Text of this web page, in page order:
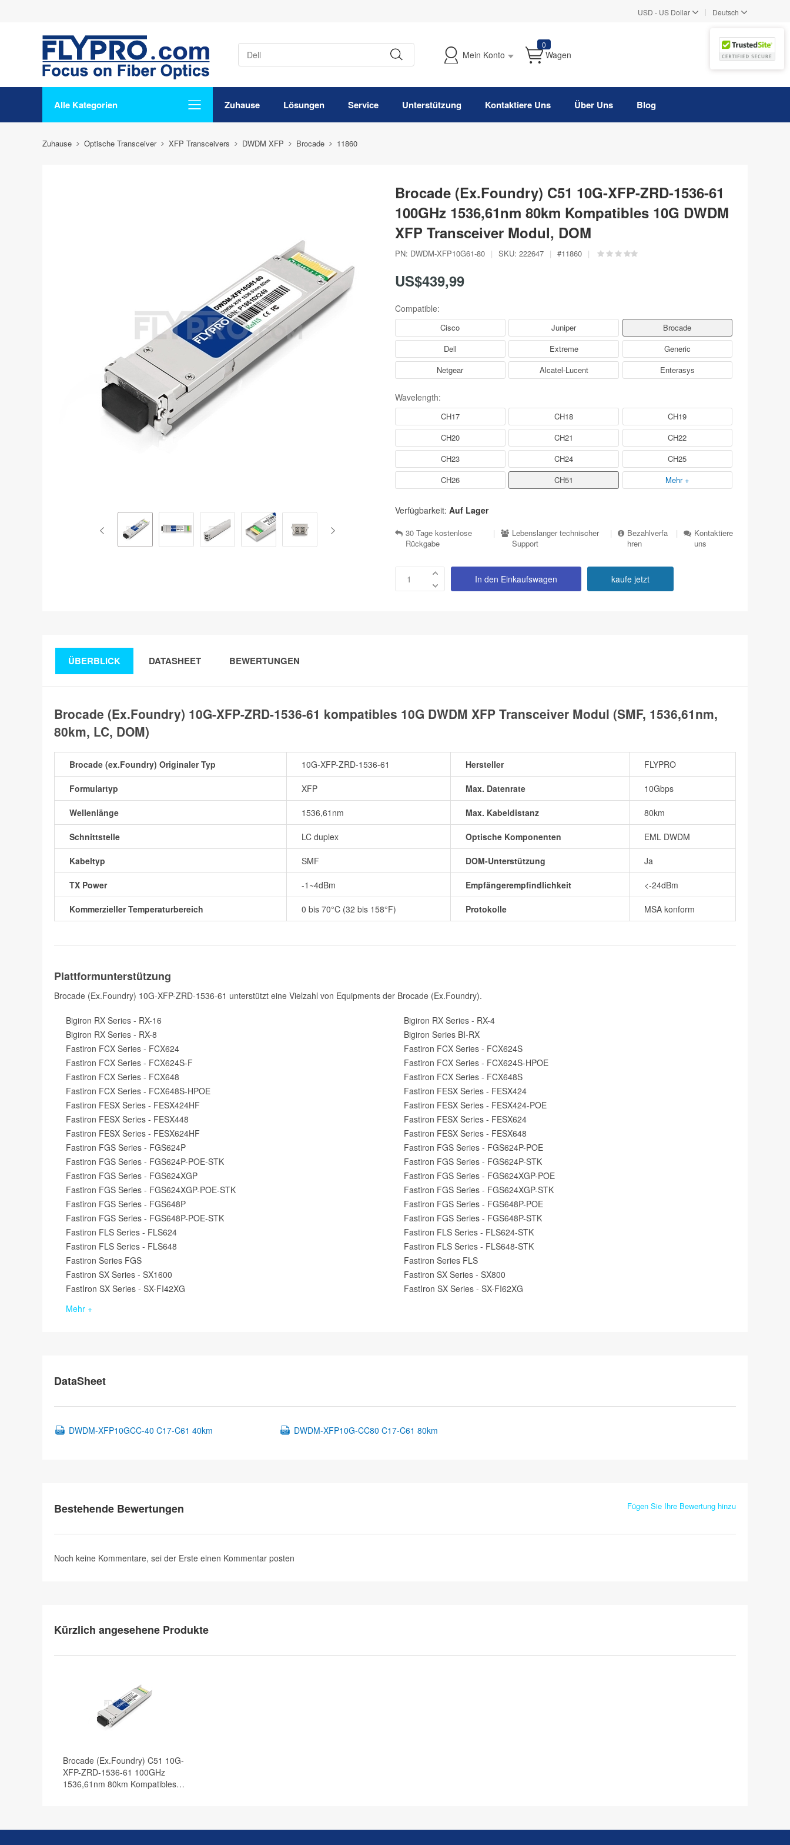
USD - US Dollar | Deutsch
Mein Konto
0
Wagen
Alle Kategorien Zuhause Lösungen Service Unterstützung Kontaktiere Uns Über Uns Blog
Zuhause Optische Transceiver XFP Transceivers DWDM XFP Brocade 11860
Brocade (Ex.Foundry) C51 10G-XFP-ZRD-1536-61
100GHz 1536,61nm 80km Kompatibles 10G DWDM
XFP Transceiver Modul, DOM
PN: DWDM-XFP10G61-80 | SKU: 222647 | #11860 |
US$439,99
Compatible:
Cisco Juniper
Brocade
Dell
Extreme
Generic
Netgear
Alcatel-Lucent Enterasys
Wavelength:
CH17 CH18
CH19
CH20
CH21
CH22
CH23
CH24
CH25
CH26
CH51 Mehr +
Verfügbarkeit: Auf Lager
30 Tage kostenlose
Rückgabe
|
Lebenslanger technischer
Support
|
Bezahlverfa
hren
|
Kontaktiere
uns
In den Einkaufswagen kaufe jetzt
ÜBERBLICK DATASHEET BEWERTUNGEN
Brocade (Ex.Foundry) 10G-XFP-ZRD-1536-61 kompatibles 10G DWDM XFP Transceiver Modul (SMF, 1536,61nm,
80km, LC, DOM)
Brocade (ex.Foundry) Originaler Typ 10G-XFP-ZRD-1536-61 Hersteller FLYPRO
Formulartyp XFP Max. Datenrate 10Gbps
Wellenlänge 1536,61nm Max. Kabeldistanz 80km
Schnittstelle LC duplex Optische Komponenten EML DWDM
Kabeltyp SMF DOM-Unterstützung Ja
TX Power -1~4dBm Empfängerempfindlichkeit <-24dBm
Kommerzieller Temperaturbereich 0 bis 70°C (32 bis 158°F) Protokolle MSA konform
Plattformunterstützung
Brocade (Ex.Foundry) 10G-XFP-ZRD-1536-61 unterstützt eine Vielzahl von Equipments der Brocade (Ex.Foundry).
Bigiron RX Series - RX-16
Bigiron RX Series - RX-4
Bigiron RX Series - RX-8
Bigiron Series BI-RX
Fastiron FCX Series - FCX624
Fastiron FCX Series - FCX624S
Fastiron FCX Series - FCX624S-F
Fastiron FCX Series - FCX624S-HPOE
Fastiron FCX Series - FCX648
Fastiron FCX Series - FCX648S
Fastiron FCX Series - FCX648S-HPOE
Fastiron FESX Series - FESX424
Fastiron FESX Series - FESX424HF
Fastiron FESX Series - FESX424-POE
Fastiron FESX Series - FESX448
Fastiron FESX Series - FESX624
Fastiron FESX Series - FESX624HF
Fastiron FESX Series - FESX648
Fastiron FGS Series - FGS624P
Fastiron FGS Series - FGS624P-POE
Fastiron FGS Series - FGS624P-POE-STK
Fastiron FGS Series - FGS624P-STK
Fastiron FGS Series - FGS624XGP
Fastiron FGS Series - FGS624XGP-POE
Fastiron FGS Series - FGS624XGP-POE-STK
Fastiron FGS Series - FGS624XGP-STK
Fastiron FGS Series - FGS648P
Fastiron FGS Series - FGS648P-POE
Fastiron FGS Series - FGS648P-POE-STK
Fastiron FGS Series - FGS648P-STK
Fastiron FLS Series - FLS624
Fastiron FLS Series - FLS624-STK
Fastiron FLS Series - FLS648
Fastiron FLS Series - FLS648-STK
Fastiron Series FGS
Fastiron Series FLS
Fastiron SX Series - SX1600
Fastiron SX Series - SX800
FastIron SX Series - SX-FI42XG
FastIron SX Series - SX-FI62XG
Mehr +
DataSheet
DWDM-XFP10GCC-40 C17-C61 40km DWDM-XFP10G-CC80 C17-C61 80km
Bestehende Bewertungen Fügen Sie Ihre Bewertung hinzu
Noch keine Kommentare, sei der Erste einen Kommentar posten
Kürzlich angesehene Produkte
Brocade (Ex.Foundry) C51 10G-
XFP-ZRD-1536-61 100GHz
1536,61nm 80km Kompatibles